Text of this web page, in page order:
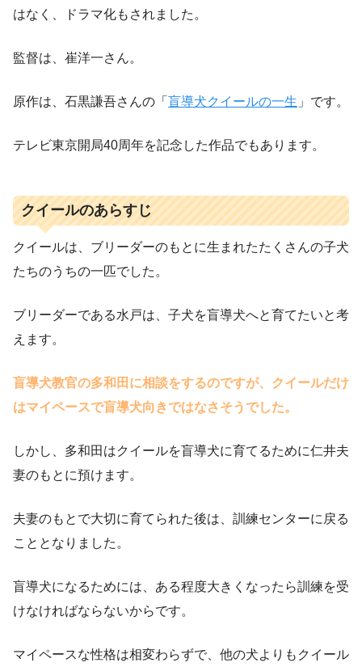
はなく、ドラマ化もされました。
監督は、崔洋一さん。
原作は、石黒謙吾さんの「 盲導犬クイールの一生 」です。
テレビ東京開局40周年を記念した作品でもあります。
クイールのあらすじ
クイールは、ブリーダーのもとに生まれたたくさんの子犬
たちのうちの一匹でした。
ブリーダーである水戸は、子犬を盲導犬へと育てたいと考
えます。
盲導犬教官の多和田に相談をするのですが、クイールだけ
はマイペースで盲導犬向きではなさそうでした。
しかし、多和田はクイールを盲導犬に育てるために仁井夫
妻のもとに預けます。
夫妻のもとで大切に育てられた後は、訓練センターに戻る
こととなりました。
盲導犬になるためには、ある程度大きくなったら訓練を受
けなければならないからです。
マイペースな性格は相変わらずで、他の犬よりもクイール